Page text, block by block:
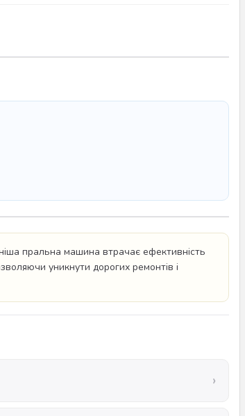
пральна машина втрачає ефективність
уникнути дорогих ремонтів і